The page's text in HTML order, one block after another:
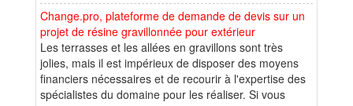
Change.pro, plateforme de demande de devis sur un
projet de résine gravillonnée pour extérieur
Les terrasses et les allées en gravillons sont très
jolies, mais il est impérieux de disposer des moyens
financiers nécessaires et de recourir à l'expertise des
spécialistes du domaine pour les réaliser. Si vous